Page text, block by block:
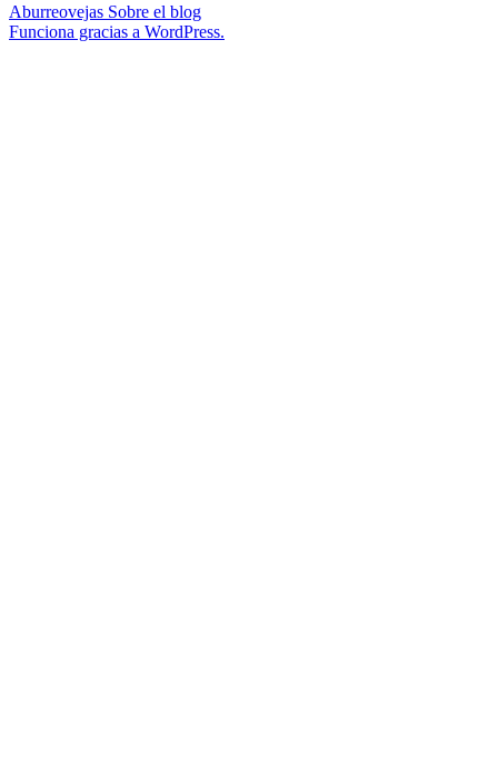
Aburreovejas Sobre el blog
Funciona gracias a WordPress.